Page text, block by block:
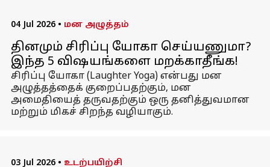
04 Jul 2026 • மன அழுத்தம்
தினமும் சிரிப்பு யோகா செய்யணுமா?
இந்த 5 விஷயங்களை மறக்காதீங்க!
சிரிப்பு யோகா (Laughter Yoga) என்பது மன
அழுத்தத்தைக் குறைப்பதற்கும், மன
அமைதியைத் தருவதற்கும் ஒரு தனித்துவமான
மற்றும் மிகச் சிறந்த வழியாகும்.
03 Jul 2026 • உடற்பயிற்சி